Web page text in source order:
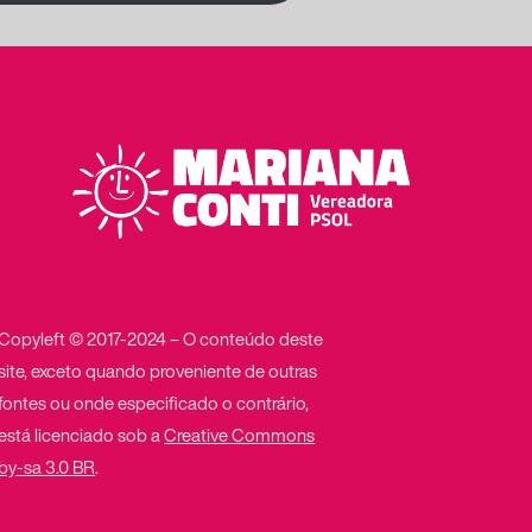
© 2017-2024 – O conteúdo deste
exceto quando proveniente de outras
ou onde especificado o contrário,
licenciado sob aCreative Commons
sa 3.0 BR.